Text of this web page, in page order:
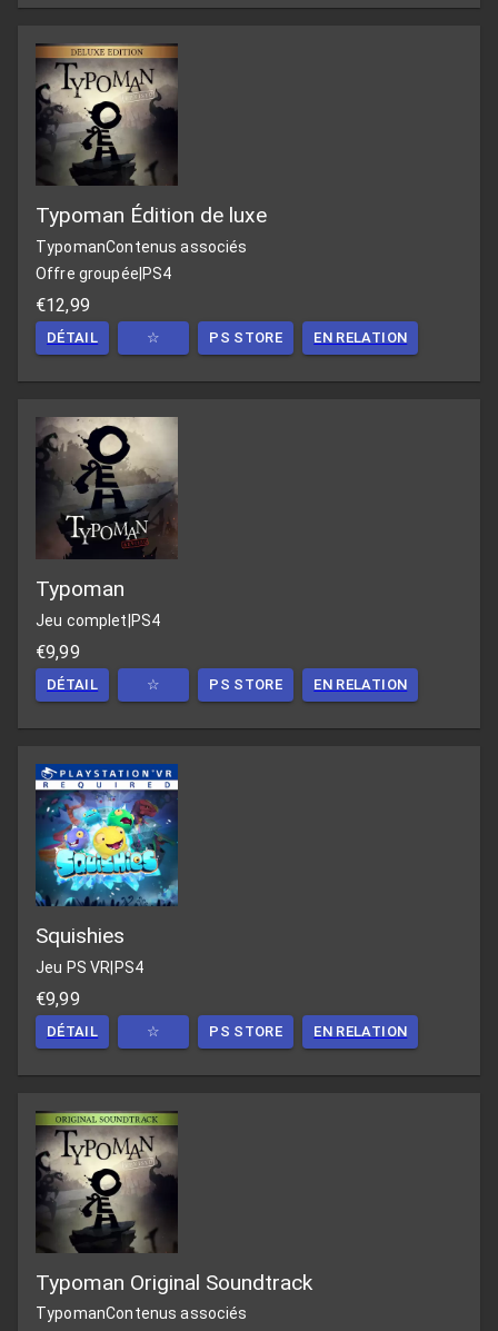
Typoman Édition de luxe
TypomanContenus associés
Offre groupée PS4
€12,99
DÉTAIL ☆ PS STORE EN RELATION
Typoman
Jeu complet PS4
€9,99
DÉTAIL ☆ PS STORE EN RELATION
Squishies
Jeu PS VR PS4
€9,99
DÉTAIL ☆ PS STORE EN RELATION
Typoman Original Soundtrack
TypomanContenus associés